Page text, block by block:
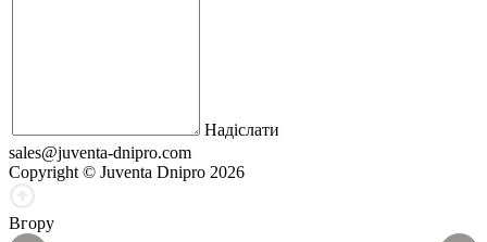
Надіслати
sales@juventa-dnipro.com
Copyright © Juventa Dnipro 2026
Вгору